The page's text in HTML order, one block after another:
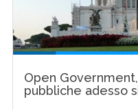
Open
pubbliche adesso